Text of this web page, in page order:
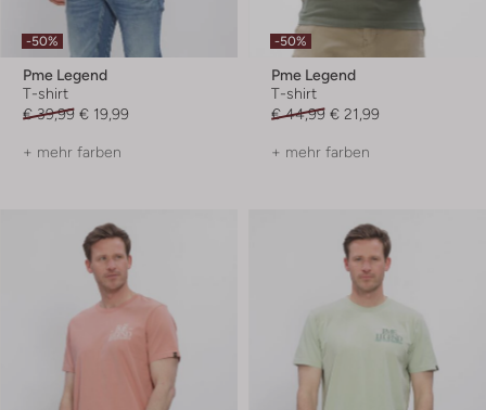
-50%
Pme Legend
T-shirt
€ 39,99 € 19,99
+ mehr farben
-50%
Pme Legend
T-shirt
€ 44,99 € 21,99
+ mehr farben